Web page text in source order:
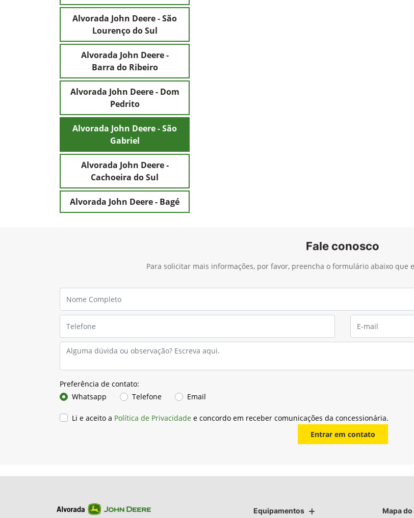
Alvorada John Deere - São
Lourenço do Sul
Alvorada John Deere -
Barra do Ribeiro
Alvorada John Deere - Dom
Pedrito
Alvorada John Deere - São
Gabriel
Alvorada John Deere -
Cachoeira do Sul
Alvorada John Deere - Bagé
Fale conosco
Para solicitar mais informações, por favor, preencha o formulário abaixo que
Preferência de contato:
Whatsapp
Telefone Email
Li e aceito a Política de Privacidade e concordo em receber comunicações da concessionária.
Entrar em contato
Equipamentos Mapa